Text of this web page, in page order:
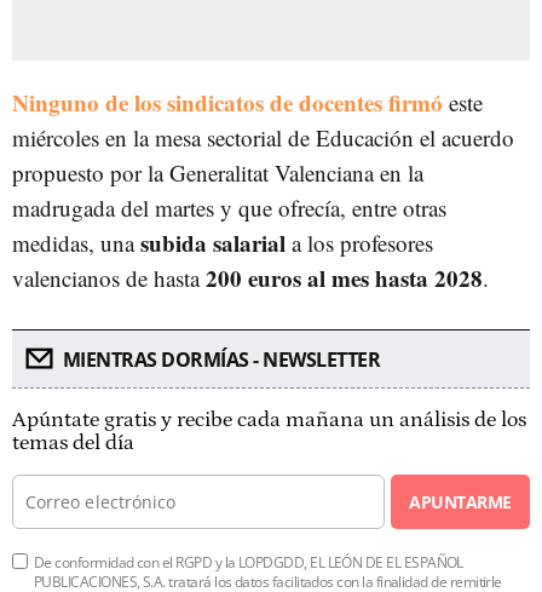
Ninguno de los sindicatos de docentes firmó este
miércoles en la mesa sectorial de Educación el acuerdo
propuesto por la Generalitat Valenciana en la
madrugada del martes y que ofrecía, entre otras
medidas, unasubida salarial a los profesores
valencianos de hasta200 euros al mes hasta 2028.
MIENTRAS DORMÍAS - NEWSLETTER
Apúntate gratis y recibe cada mañana un análisis de los
temas del día
APUNTARME
De conformidad con el RGPD y la LOPDGDD, EL LEÓN DE EL ESPAÑOL
PUBLICACIONES, S.A. tratará los datos facilitados con la finalidad de remitirle